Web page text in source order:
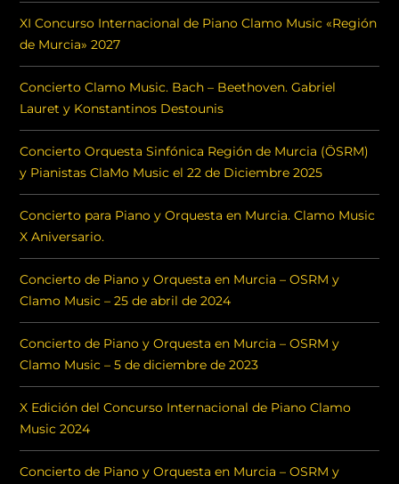
XI Concurso Internacional de Piano Clamo Music «Región
de Murcia» 2027
Concierto Clamo Music. Bach – Beethoven. Gabriel
Lauret y Konstantinos Destounis
Concierto Orquesta Sinfónica Región de Murcia (ÖSRM)
y Pianistas ClaMo Music el 22 de Diciembre 2025
Concierto para Piano y Orquesta en Murcia. Clamo Music
X Aniversario.
Concierto de Piano y Orquesta en Murcia – OSRM y
Clamo Music – 25 de abril de 2024
Concierto de Piano y Orquesta en Murcia – OSRM y
Clamo Music – 5 de diciembre de 2023
X Edición del Concurso Internacional de Piano Clamo
Music 2024
Concierto de Piano y Orquesta en Murcia – OSRM y